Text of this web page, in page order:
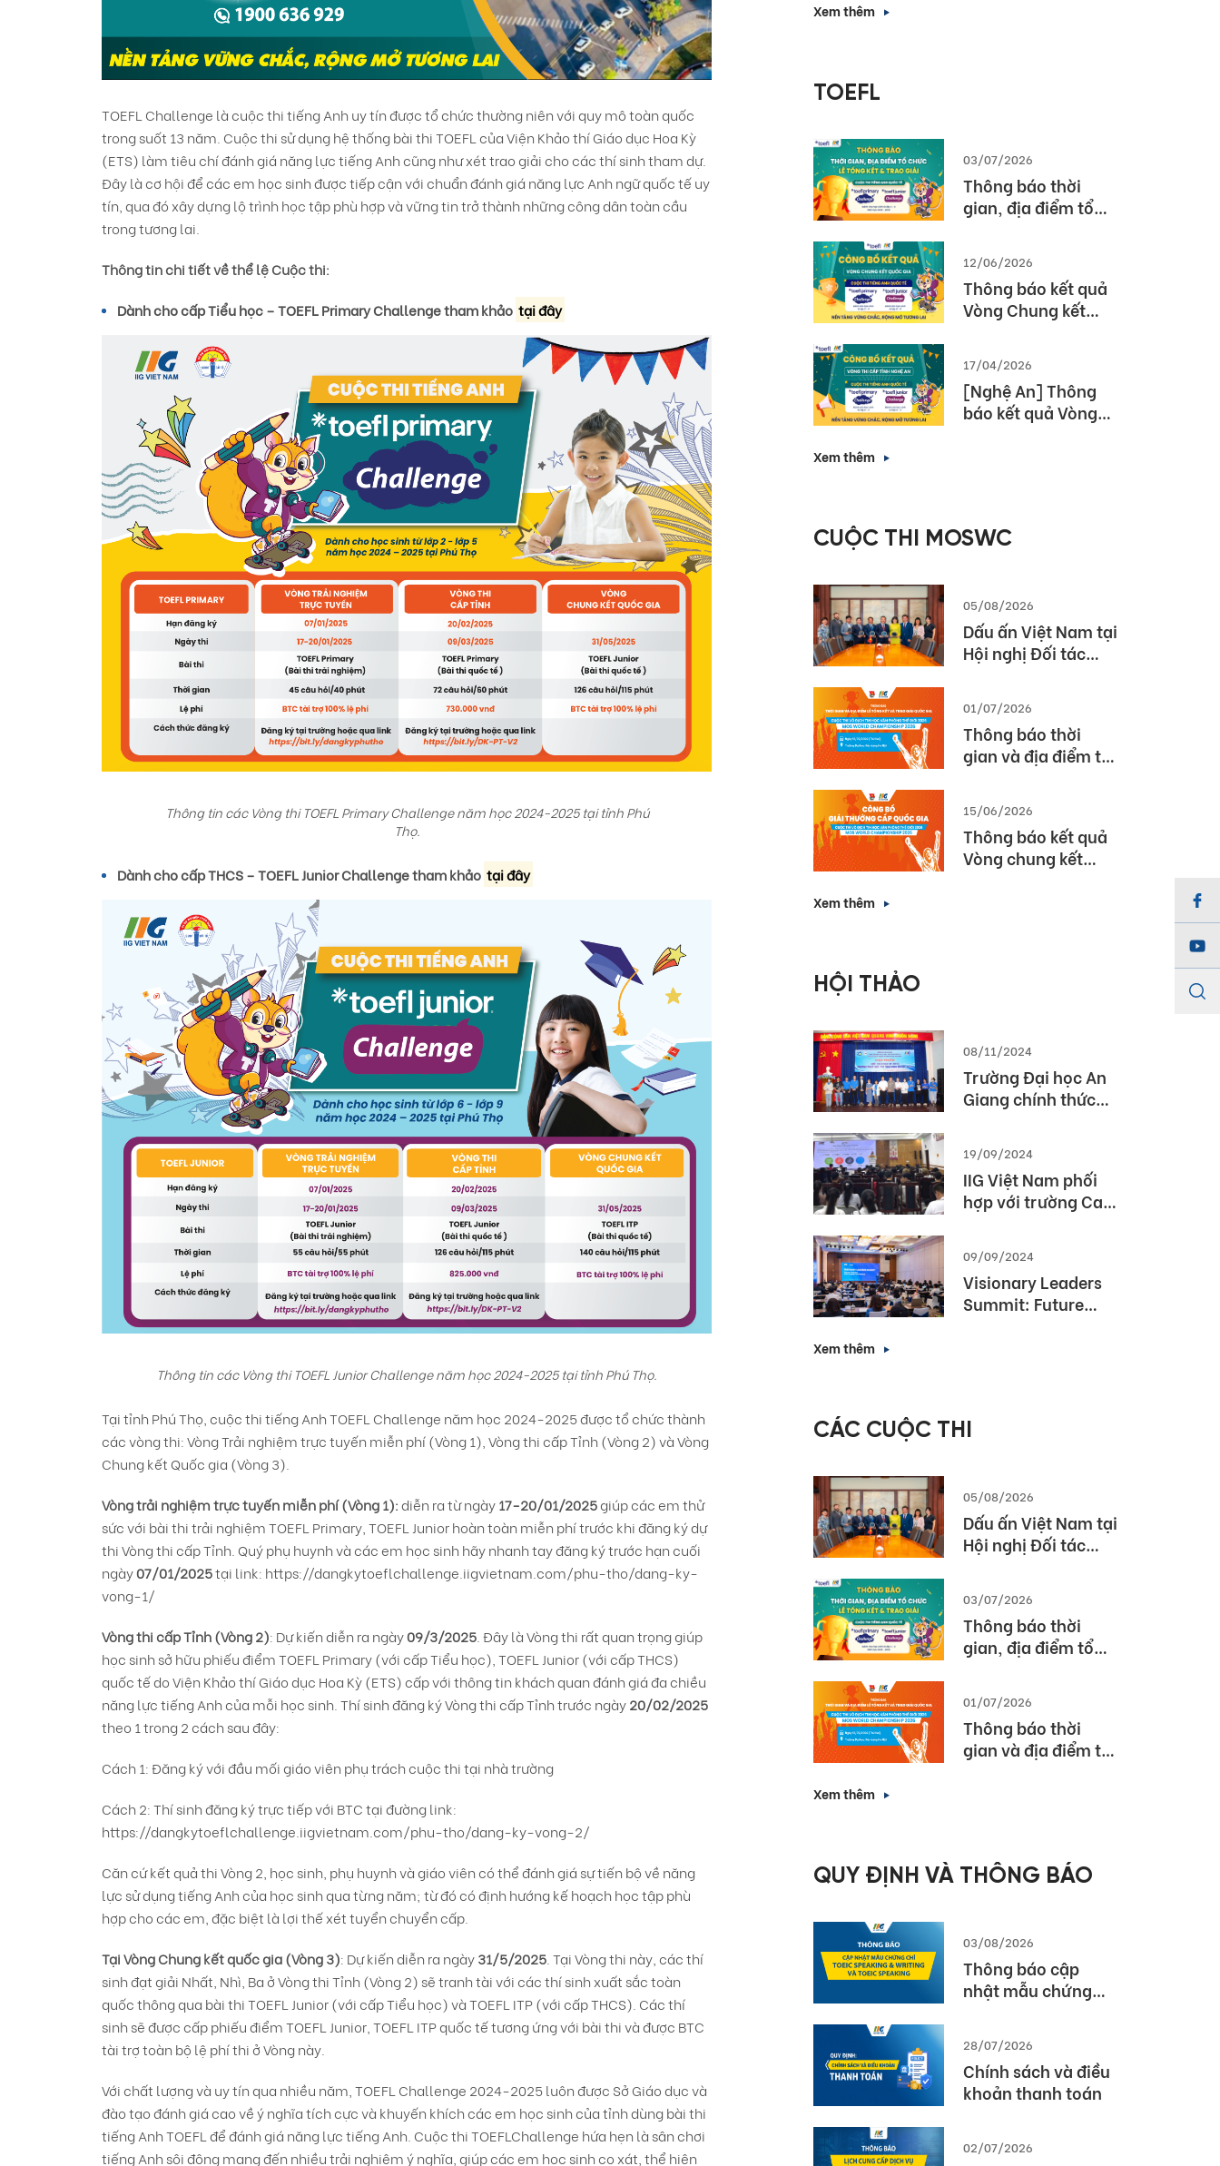
TOEFL Challenge là cuộc thi tiếng Anh uy tín được tổ chức thường niên với quy mô toàn quốc
trong suốt 13 năm. Cuộc thi sử dụng hệ thống bài thi TOEFL của Viện Khảo thí Giáo dục Hoa Kỳ
(ETS) làm tiêu chí đánh giá năng lực tiếng Anh cũng như xét trao giải cho các thí sinh tham dự.
Đây là cơ hội để các em học sinh được tiếp cận với chuẩn đánh giá năng lực Anh ngữ quốc tế uy
tín, qua đó xây dựng lộ trình học tập phù hợp và vững tin trở thành những công dân toàn cầu
trong tương lai.
Thông tin chi tiết về thể lệ Cuộc thi:
Dành cho cấp Tiểu học – TOEFL Primary Challenge tham khảo tại đây
Thông tin các Vòng thi TOEFL Primary Challenge năm học 2024-2025 tại tỉnh Phú
Thọ.
Dành cho cấp THCS – TOEFL Junior Challenge tham khảo tại đây
Thông tin các Vòng thi TOEFL Junior Challenge năm học 2024-2025 tại tỉnh Phú Thọ.
Tại tỉnh Phú Thọ, cuộc thi tiếng Anh TOEFL Challenge năm học 2024-2025 được tổ chức thành
các vòng thi: Vòng Trải nghiệm trực tuyến miễn phí (Vòng 1), Vòng thi cấp Tỉnh (Vòng 2) và Vòng
Chung kết Quốc gia (Vòng 3).
Vòng trải nghiệm trực tuyến miễn phí (Vòng 1):diễn ra từ ngày17-20/01/2025giúp các em thử
sức với bài thi trải nghiệm TOEFL Primary, TOEFL Junior hoàn toàn miễn phí trước khi đăng ký dự
thi Vòng thi cấp Tỉnh. Quý phụ huynh và các em học sinh hãy nhanh tay đăng ký trước hạn cuối
ngày07/01/2025tại link: https://dangkytoeflchallenge.iigvietnam.com/phu-tho/dang-ky-
vong-1/
Vòng thi cấp Tỉnh (Vòng 2): Dự kiến diễn ra ngày09/3/2025 . Đây là Vòng thi rất quan trọng giúp
học sinh sở hữu phiếu điểm TOEFL Primary (với cấp Tiểu học), TOEFL Junior (với cấp THCS)
quốc tế do Viện Khảo thí Giáo dục Hoa Kỳ (ETS) cấp với thông tin khách quan đánh giá đa chiều
năng lực tiếng Anh của mỗi học sinh. Thí sinh đăng ký Vòng thi cấp Tỉnh trước ngày20/02/2025
theo 1 trong 2 cách sau đây:
Cách 1: Đăng ký với đầu mối giáo viên phụ trách cuộc thi tại nhà trường
Cách 2: Thí sinh đăng ký trực tiếp với BTC tại đường link:
https://dangkytoeflchallenge.iigvietnam.com/phu-tho/dang-ky-vong-2/
Căn cứ kết quả thi Vòng 2, học sinh, phụ huynh và giáo viên có thể đánh giá sự tiến bộ về năng
lực sử dụng tiếng Anh của học sinh qua từng năm; từ đó có định hướng kế hoạch học tập phù
hợp cho các em, đặc biệt là lợi thế xét tuyển chuyển cấp.
Tại Vòng Chung kết quốc gia (Vòng 3): Dự kiến diễn ra ngày31/5/2025 . Tại Vòng thi này, các thí
sinh đạt giải Nhất, Nhì, Ba ở Vòng thi Tỉnh (Vòng 2) sẽ tranh tài với các thí sinh xuất sắc toàn
quốc thông qua bài thi TOEFL Junior (với cấp Tiểu học) và TOEFL ITP (với cấp THCS). Các thí
sinh sẽ được cấp phiếu điểm TOEFL Junior, TOEFL ITP quốc tế tương ứng với bài thi và được BTC
tài trợ toàn bộ lệ phí thi ở Vòng này.
Với chất lượng và uy tín qua nhiều năm, TOEFL Challenge 2024-2025 luôn được Sở Giáo dục và
đào tạo đánh giá cao về ý nghĩa tích cực và khuyến khích các em học sinh của tỉnh dùng bài thi
tiếng Anh TOEFL để đánh giá năng lực tiếng Anh. Cuộc thi TOEFLChallenge hứa hẹn là sân chơi
tiếng Anh sôi động mang đến nhiều trải nghiệm ý nghĩa, giúp các em học sinh cọ xát, thể hiện
Xem thêm
TOEFL
03/07/2026
Thông báo thời
gian, địa điểm tổ
TOEFL Challenge
năm học 2025 –
2026
12/06/2026
Thông báo kết quả
Vòng Chung kết
năm học 2025 –
2026
17/04/2026
[Nghệ An] Thông
báo kết quả Vòng
Xem thêm
CUỘC THI MOSWC
05/08/2026
Dấu ấn Việt Nam tại
Hội nghị Đối tác
Partner Summit –
GPS) 2026
01/07/2026
Thông báo thời
gian và địa điểm tổ
Cuộc thi MOS World
Championship
2026
15/06/2026
Thông báo kết quả
Vòng chung kết
Xem thêm
HỘI THẢO
08/11/2024
Trường Đại học An
Giang chính thức
19/09/2024
IIG Việt Nam phối
hợp với trường Cao
“TOEIC- Chuẩn đầu
ra tiếng Anh- Bí
Quyết chinh phục
09/09/2024
Visionary Leaders
Summit: Future
trong nhà trường
Xem thêm
CÁC CUỘC THI
05/08/2026
Dấu ấn Việt Nam tại
Hội nghị Đối tác
Partner Summit –
GPS) 2026
03/07/2026
Thông báo thời
gian, địa điểm tổ
TOEFL Challenge
năm học 2025 –
2026
01/07/2026
Thông báo thời
gian và địa điểm tổ
2026
Xem thêm
QUY ĐỊNH VÀ THÔNG BÁO
03/08/2026
Thông báo cập
nhật mẫu chứng
Speaking
28/07/2026
Chính sách và điều
khoản thanh toán
02/07/2026